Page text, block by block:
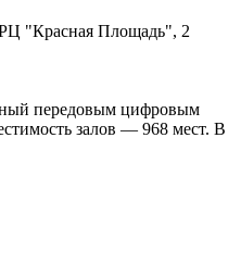
"Красная Площадь", 2
передовым цифровым
залов — 968 мест. В